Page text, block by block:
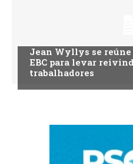
Jean Wyllys se
EBC para levar
trabalhadores